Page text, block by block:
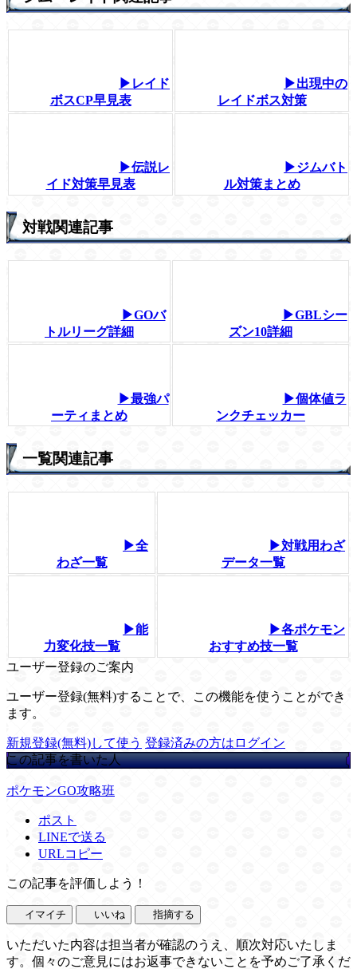
▶レイド
ボスCP早見表
▶出現中の
レイドボス対策
▶伝説レ
イド対策早見表
▶ジムバト
ル対策まとめ
対戦関連記事
▶GOバ
トルリーグ詳細
▶GBLシー
ズン10詳細
▶最強パ
ーティまとめ
▶個体値ラ
ンクチェッカー
一覧関連記事
▶全
わざ一覧
▶対戦用わざ
データ一覧
▶能
力変化技一覧
▶各ポケモン
おすすめ技一覧
ユーザー登録のご案内
ユーザー登録(無料)することで、この機能を使うことができ
ます。
新規登録(無料)して使う 登録済みの方はログイン
この記事を書いた人
ポケモンGO攻略班
ポスト
LINEで送る
URLコピー
この記事を評価しよう！
イマイチ いいね 指摘する
いただいた内容は担当者が確認のうえ、順次対応いたしま
す。個々のご意見にはお返事できないことを予めご了承くだ